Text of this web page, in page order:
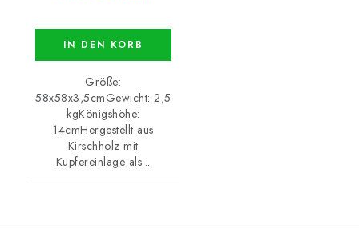
IN DEN KORB
Größe:
58x58x3,5cmGewicht: 2,5
kgKönigshöhe:
14cmHergestellt aus
Kirschholz mit
Kupfereinlage als...